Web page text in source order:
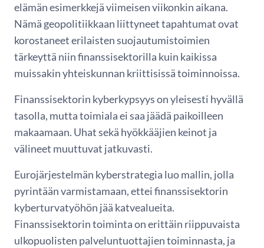
elämän esimerkkejä viimeisen viikonkin aikana.
Nämä geopolitiikkaan liittyneet tapahtumat ovat
korostaneet erilaisten suojautumistoimien
tärkeyttä niin finanssisektorilla kuin kaikissa
muissakin yhteiskunnan kriittisissä toiminnoissa.
Finanssisektorin kyberkypsyys on yleisesti hyvällä
tasolla, mutta toimiala ei saa jäädä paikoilleen
makaamaan. Uhat sekä hyökkääjien keinot ja
välineet muuttuvat jatkuvasti.
Eurojärjestelmän kyberstrategia luo mallin, jolla
pyrintään varmistamaan, ettei finanssisektorin
kyberturvatyöhön jää katvealueita.
Finanssisektorin toiminta on erittäin riippuvaista
ulkopuolisten palveluntuottajien toiminnasta, ja